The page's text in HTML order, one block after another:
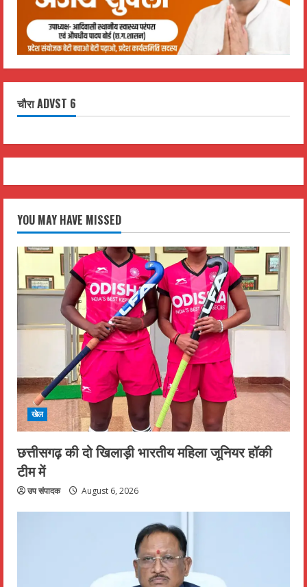
चौरा ADVST 6
YOU MAY HAVE MISSED
खेल
छत्तीसगढ़ की दो खिलाड़ी भारतीय महिला जूनियर हॉकी
टीम में
उप संपादक August 6, 2026